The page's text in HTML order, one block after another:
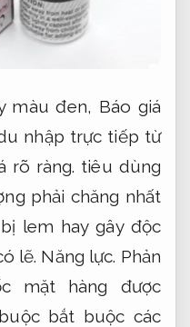
màu đen, Báo giá
nhập trực tiếp từ
rõ ràng. tiêu dùng
phải chăng nhất
lem hay gây độc
lẽ. Năng lực. Phản
mặt hàng được
bắt buộc các